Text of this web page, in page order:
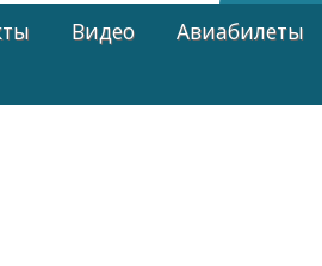
Видео
Авиабилеты